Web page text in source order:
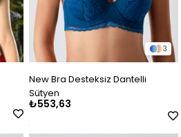
3
New Bra Desteksiz Dantelli
Sütyen
₺553,63